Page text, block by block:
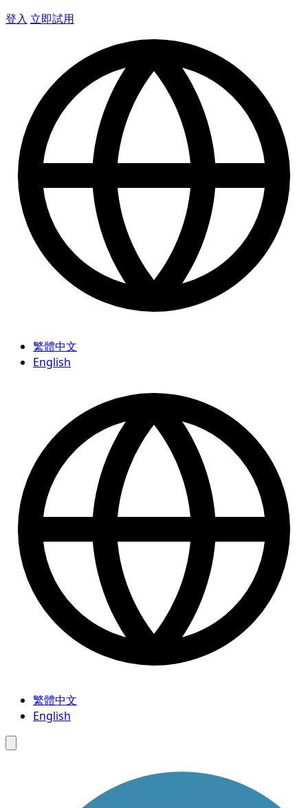
登入 立即試用
繁體中文
English
繁體中文
English